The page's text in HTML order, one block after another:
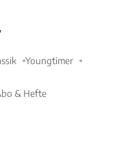
Youngtimer
& Hefte